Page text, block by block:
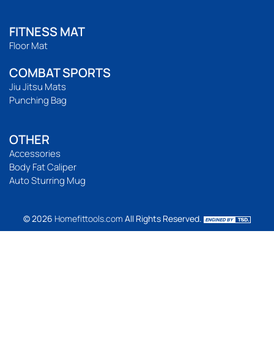
FITNESS MAT
Floor Mat
COMBAT SPORTS
Jiu Jitsu Mats
Punching Bag
OTHER
Accessories
Body Fat Caliper
Auto Sturring Mug
© 2026 Homefittools.com All Rights Reserved.